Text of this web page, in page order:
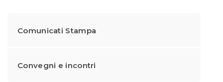
Comunicati Stampa
Convegni e incontri